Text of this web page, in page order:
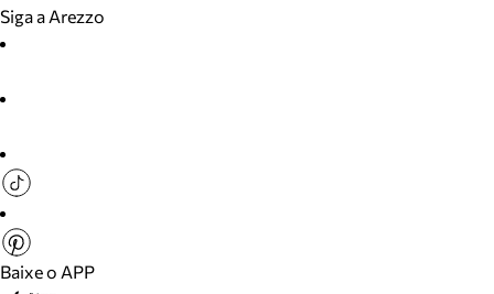
Siga a Arezzo
Baixe o APP